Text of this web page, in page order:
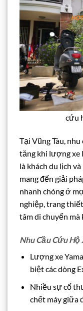
cứu
Tại Vũng Tàu, nhu
tăng khi lượng
là khách du lịch
mang đến giải
nhanh chóng ở
nghiệp, trang
tâm di chuyển mà
Nhu Cầu Cứu Hộ
Lượng xe
biệt các dòng
Nhiều sự cố
chết máy giữa